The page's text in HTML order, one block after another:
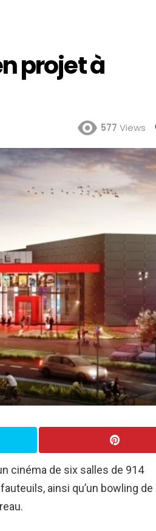
projet à
577 Views
cinéma de six salles de 914
ainsi qu’un bowling de